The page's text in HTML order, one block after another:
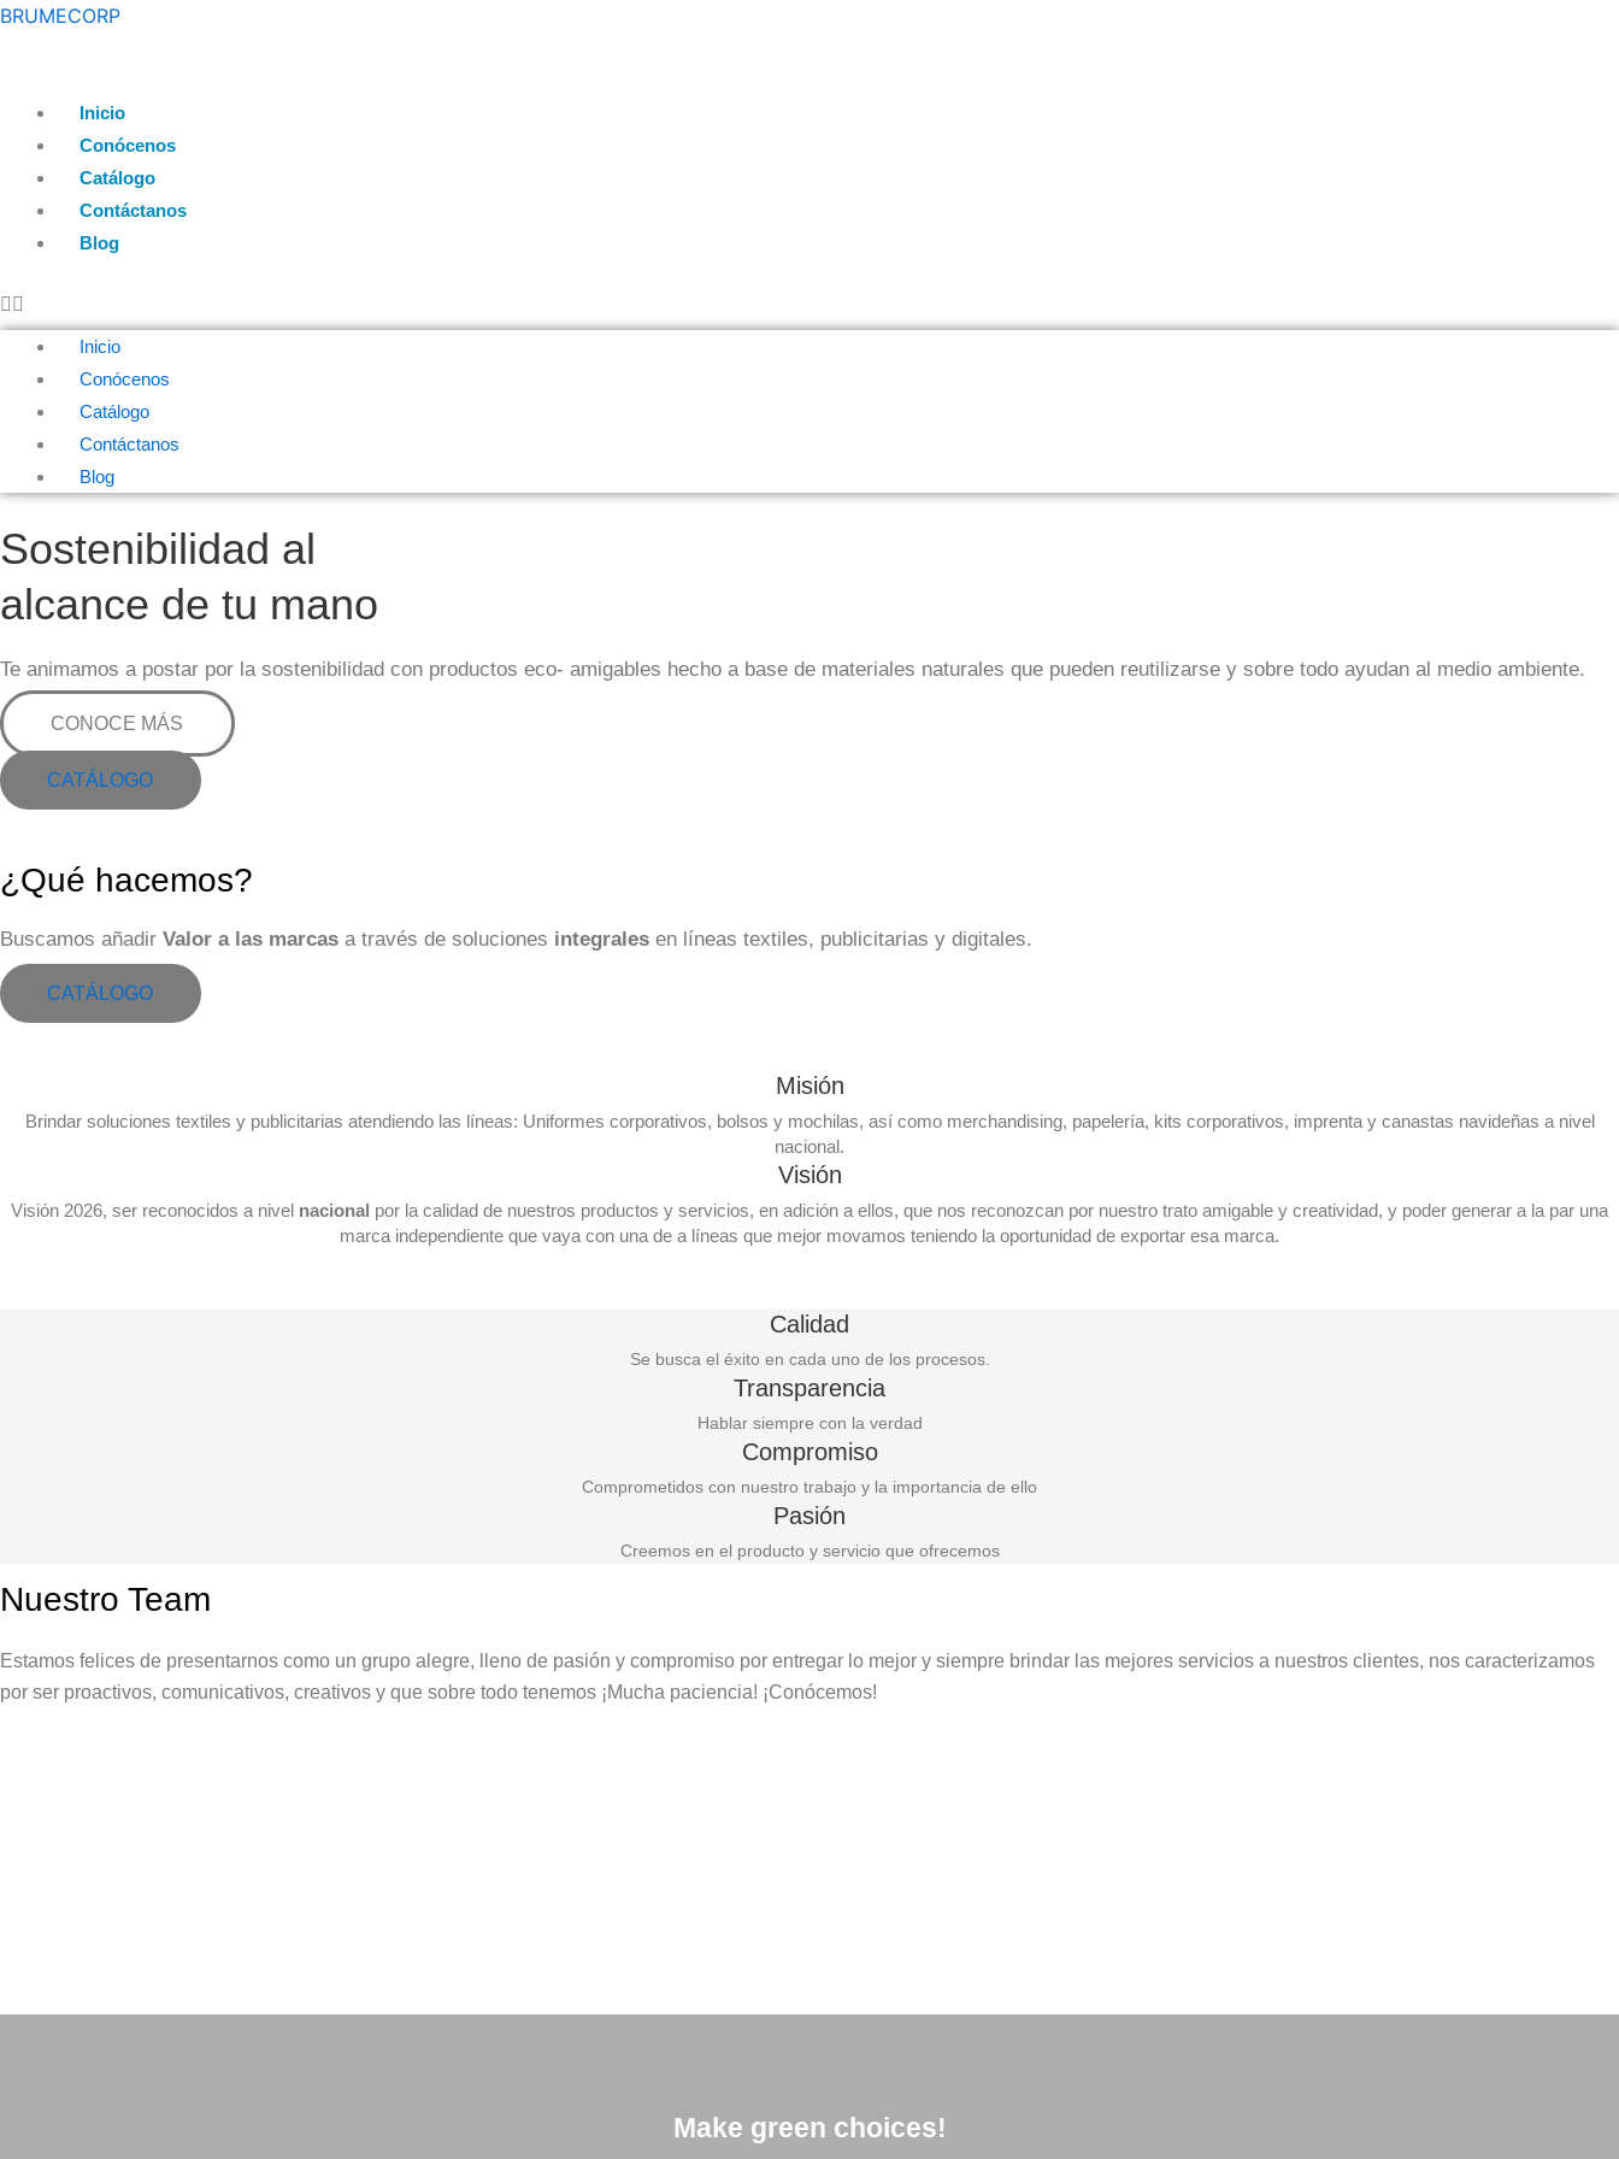
BRUMECORP
Inicio
Conócenos
Catálogo
Contáctanos
Blog
Inicio
Conócenos
Catálogo
Contáctanos
Blog
Sostenibilidad al
alcance de tu mano
Te animamos a postar por la sostenibilidad con productos eco- amigables hecho a base de materiales naturales que pueden reutilizarse y sobre todo ayudan al medio ambiente.
CONOCE MÁS
CATÁLOGO
¿Qué hacemos?
Buscamos añadir Valor a las marcas a través de soluciones integrales en líneas textiles, publicitarias y digitales.
CATÁLOGO
Misión
Brindar soluciones textiles y publicitarias atendiendo las líneas: Uniformes corporativos, bolsos y mochilas, así como merchandising, papelería, kits corporativos, imprenta y canastas navideñas a nivel
nacional.
Visión
Visión 2026, ser reconocidos a nivel nacional por la calidad de nuestros productos y servicios, en adición a ellos, que nos reconozcan por nuestro trato amigable y creatividad, y poder generar a la par una
marca independiente que vaya con una de a líneas que mejor movamos teniendo la oportunidad de exportar esa marca.
Calidad
Se busca el éxito en cada uno de los procesos.
Transparencia
Hablar siempre con la verdad
Compromiso
Comprometidos con nuestro trabajo y la importancia de ello
Pasión
Creemos en el producto y servicio que ofrecemos
Nuestro Team
Estamos felices de presentarnos como un grupo alegre, lleno de pasión y compromiso por entregar lo mejor y siempre brindar las mejores servicios a nuestros clientes, nos caracterizamos
por ser proactivos, comunicativos, creativos y que sobre todo tenemos ¡Mucha paciencia! ¡Conócemos!
Make green choices!